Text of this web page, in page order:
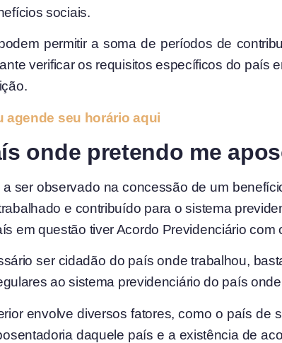
sociais.
permitir a soma de períodos de
verificar os requisitos específicos do país
agende seu horário aqui
onde pretendo me
ser observado na concessão de um
e contribuído para o sistema
em questão tiver Acordo Previdenciário com
ser cidadão do país onde trabalhou,
ao sistema previdenciário do país
envolve diversos fatores, como o país de
daquele país e a existência de